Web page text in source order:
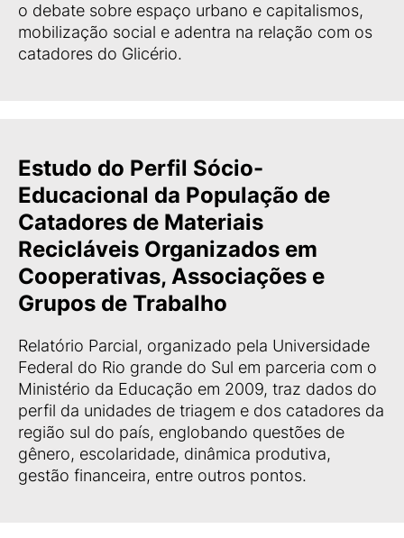
o debate sobre espaço urbano e capitalismos,
mobilização social e adentra na relação com os
catadores do Glicério.
Estudo do Perfil Sócio-
Educacional da População de
Catadores de Materiais
Recicláveis Organizados em
Cooperativas, Associações e
Grupos de Trabalho
Relatório Parcial, organizado pela Universidade
Federal do Rio grande do Sul em parceria com o
Ministério da Educação em 2009, traz dados do
perfil da unidades de triagem e dos catadores da
região sul do país, englobando questões de
gênero, escolaridade, dinâmica produtiva,
gestão financeira, entre outros pontos.